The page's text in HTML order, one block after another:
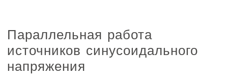
Параллельная работа
источников синусоидального
напряжения